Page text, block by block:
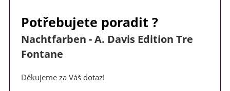
Potřebujete poradit ?
Nachtfarben - A. Davis Edition Tre
Fontane
Děkujeme za Váš dotaz!